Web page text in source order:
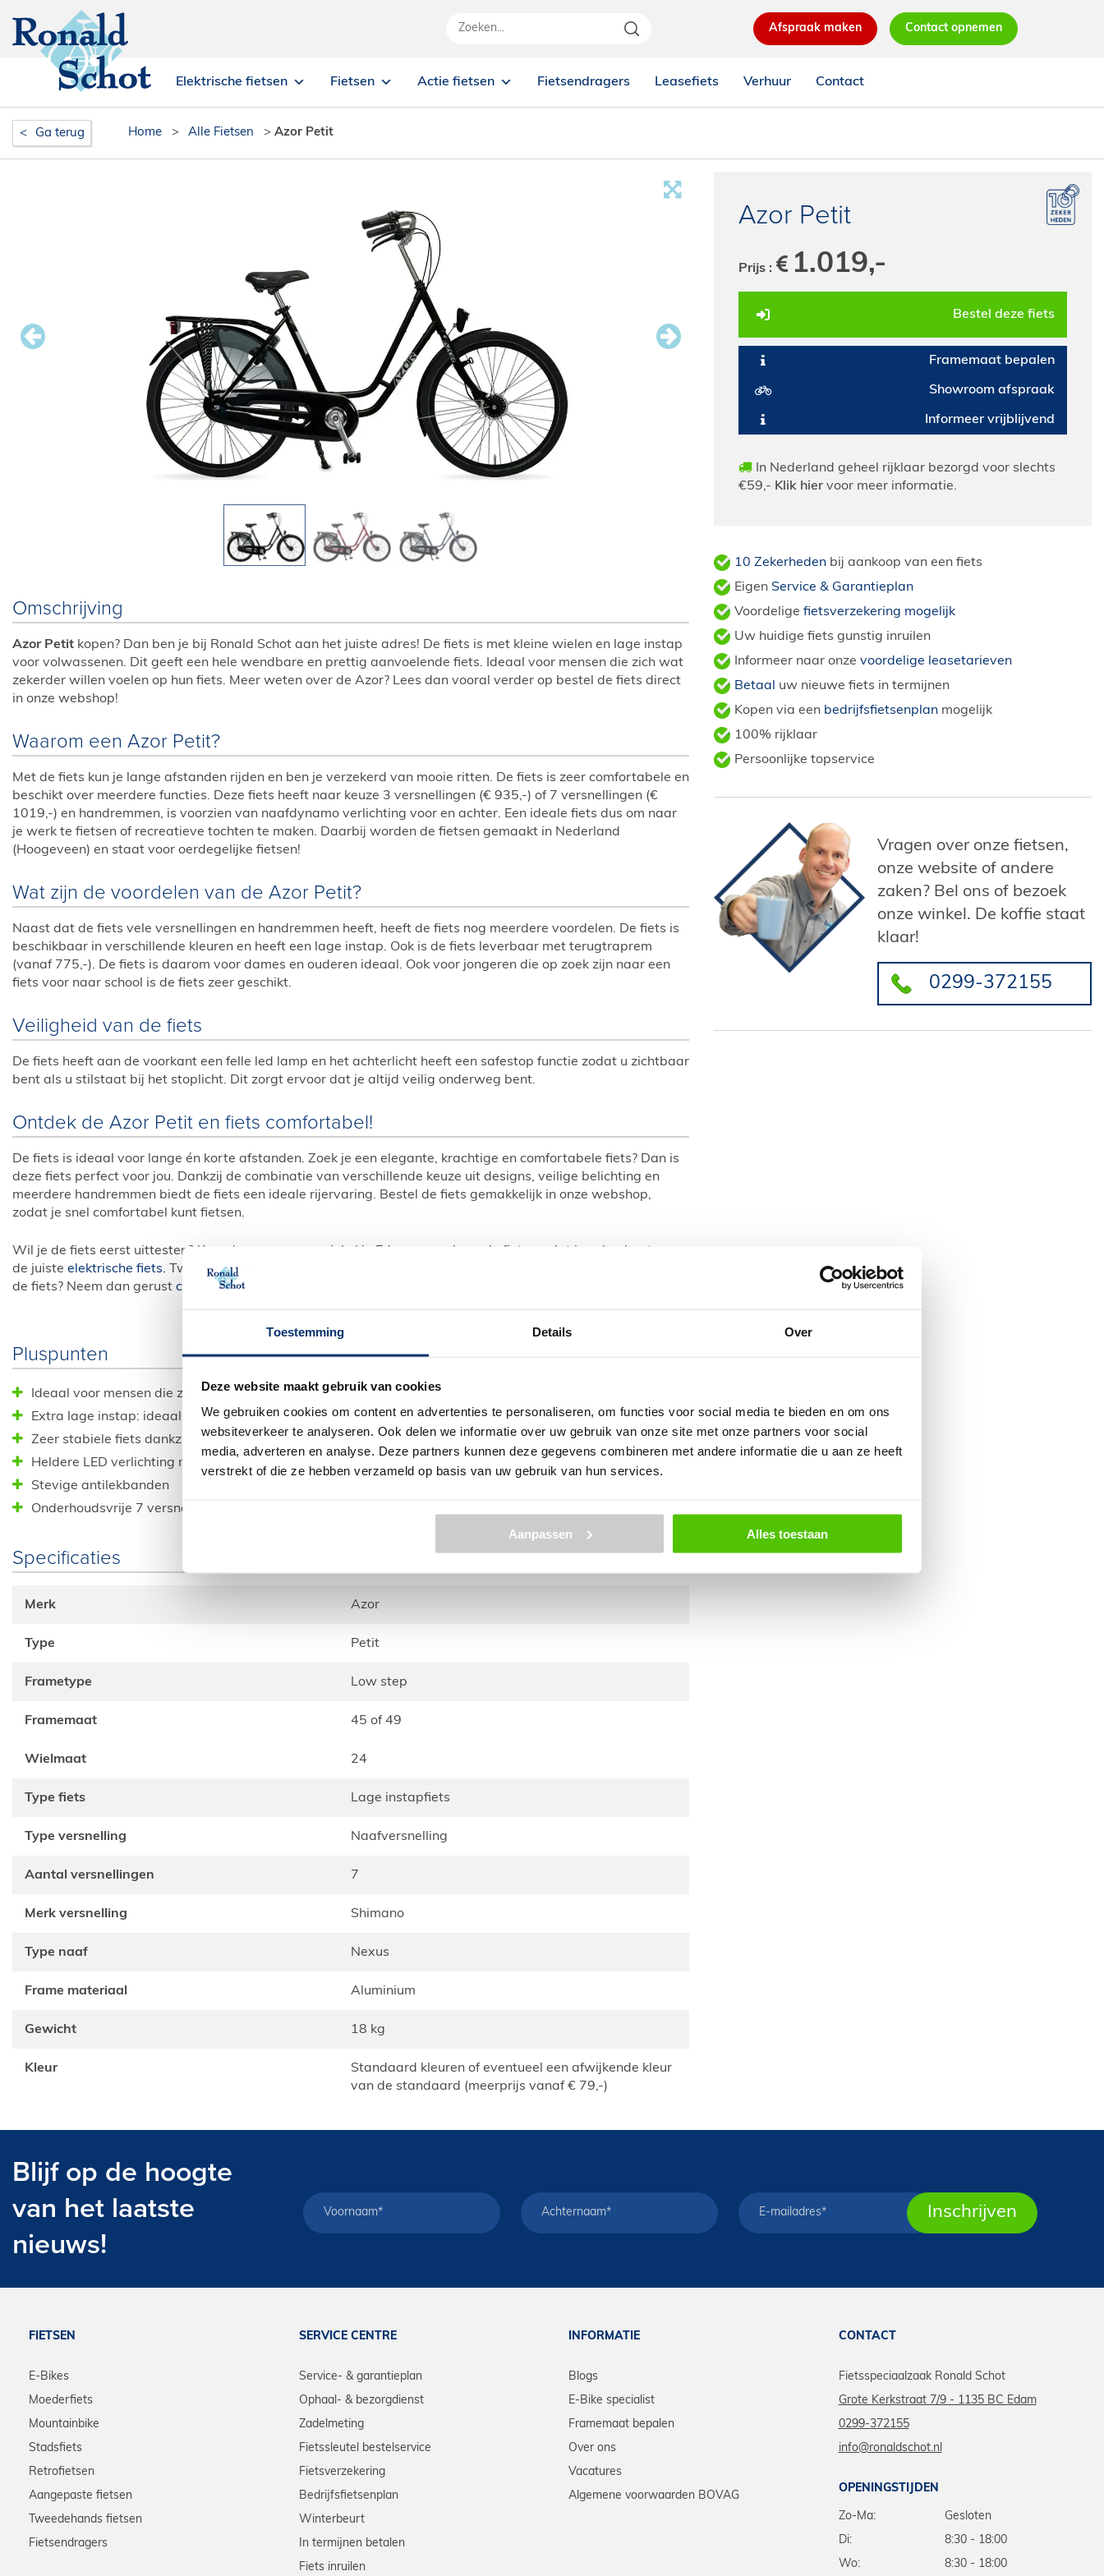
Toestemming Details Over
Deze website maakt gebruik van cookies
We gebruiken cookies om content en advertenties te personaliseren, om functies voor social media te bieden en om ons
websiteverkeer te analyseren. Ook delen we informatie over uw gebruik van onze site met onze partners voor social
media, adverteren en analyse. Deze partners kunnen deze gegevens combineren met andere informatie die u aan ze heeft
verstrekt of die ze hebben verzameld op basis van uw gebruik van hun services.
Aanpassen Alles toestaan
Afspraak maken Contact opnemen
Elektrische fietsen Fietsen Actie fietsen Fietsendragers Leasefiets Verhuur Contact
Ga terug Home > Alle Fietsen > Azor Petit
Omschrijving
Azor Petit kopen? Dan ben je bij Ronald Schot aan het juiste adres! De fiets is met kleine wielen en lage instap
voor volwassenen. Dit geeft een hele wendbare en prettig aanvoelende fiets. Ideaal voor mensen die zich wat
zekerder willen voelen op hun fiets. Meer weten over de Azor? Lees dan vooral verder op bestel de fiets direct
in onze webshop!
Waarom een Azor Petit?
Met de fiets kun je lange afstanden rijden en ben je verzekerd van mooie ritten. De fiets is zeer comfortabele en
beschikt over meerdere functies. Deze fiets heeft naar keuze 3 versnellingen (€ 935,-) of 7 versnellingen (€
1019,-) en handremmen, is voorzien van naafdynamo verlichting voor en achter. Een ideale fiets dus om naar
je werk te fietsen of recreatieve tochten te maken. Daarbij worden de fietsen gemaakt in Nederland
(Hoogeveen) en staat voor oerdegelijke fietsen!
Wat zijn de voordelen van de Azor Petit?
Naast dat de fiets vele versnellingen en handremmen heeft, heeft de fiets nog meerdere voordelen. De fiets is
beschikbaar in verschillende kleuren en heeft een lage instap. Ook is de fiets leverbaar met terugtraprem
(vanaf 775,-). De fiets is daarom voor dames en ouderen ideaal. Ook voor jongeren die op zoek zijn naar een
fiets voor naar school is de fiets zeer geschikt.
Veiligheid van de fiets
De fiets heeft aan de voorkant een felle led lamp en het achterlicht heeft een safestop functie zodat u zichtbaar
bent als u stilstaat bij het stoplicht. Dit zorgt ervoor dat je altijd veilig onderweg bent.
Ontdek de Azor Petit en fiets comfortabel!
De fiets is ideaal voor lange én korte afstanden. Zoek je een elegante, krachtige en comfortabele fiets? Dan is
deze fiets perfect voor jou. Dankzij de combinatie van verschillende keuze uit designs, veilige belichting en
meerdere handremmen biedt de fiets een ideale rijervaring. Bestel de fiets gemakkelijk in onze webshop,
zodat je snel comfortabel kunt fietsen.
Wil je de fiets eerst uittesten? Kom dan naar onze winkel in Edam en probeer de fiets, zodat je zeker bent van
de juiste elektrische fiets. Twijfel je nog? Vergelijk de andere
de fiets? Neem dan gerust contactmet ons op. Wij helpen je graag.
Pluspunten
Ideaal voor mensen die zich wat zekerder willen voelen op hun fiets
Extra lage instap: ideaal voor veilig en stabiel op- en afstappen
Zeer stabiele fiets dankzij het speciale frame
Heldere LED verlichting met naafdynamo
Stevige antilekbanden
Onderhoudsvrije 7 versnellingsnaaf
Specificaties
Merk Azor
Type Petit
Frametype Low step
Framemaat 45 of 49
Wielmaat 24
Type fiets Lage instapfiets
Type versnelling Naafversnelling
Aantal versnellingen 7
Merk versnelling Shimano
Type naaf Nexus
Frame materiaal Aluminium
Gewicht 18 kg
Kleur
Standaard kleuren of eventueel een afwijkende kleur
van de standaard (meerprijs vanaf € 79,-)
Azor Petit
Prijs : 1.019,-
Bestel deze fiets
Framemaat bepalen
Showroom afspraak
Informeer vrijblijvend
In Nederland geheel rijklaar bezorgd voor slechts
€59,- Klik hier voor meer informatie.
10 Zekerheden bij aankoop van een fiets
Eigen Service & Garantieplan
Voordeligefietsverzekering mogelijk
Uw huidige fiets gunstig inruilen
Informeer naar onzevoordelige leasetarieven
Betaal
uw nieuwe fiets in termijnen
Kopen via een bedrijfsfietsenplan mogelijk
100% rijklaar
Persoonlijke topservice
Vragen over onze fietsen,
onze website of andere
zaken? Bel ons of bezoek
onze winkel. De koffie staat
klaar!
0299-372155
Blijf op de hoogte
van het laatste
nieuws!
FIETSEN
E-Bikes
Moederfiets
Mountainbike
Stadsfiets
Retrofietsen
Aangepaste fietsen
Tweedehands fietsen
Fietsendragers
SERVICE CENTRE
Service- & garantieplan
Ophaal- & bezorgdienst
Zadelmeting
Fietssleutel bestelservice
Fietsverzekering
Bedrijfsfietsenplan
Winterbeurt
In termijnen betalen
Fiets inruilen
INFORMATIE
Blogs
E-Bike specialist
Framemaat bepalen
Over ons
Vacatures
Algemene voorwaarden BOVAG
CONTACT
Fietsspeciaalzaak Ronald Schot
Grote Kerkstraat 7/9 - 1135 BC Edam
0299-372155
info@ronaldschot.nl
OPENINGSTIJDEN
Zo-Ma:
Gesloten
Di:
8:30 - 18:00
Wo:
8:30 - 18:00